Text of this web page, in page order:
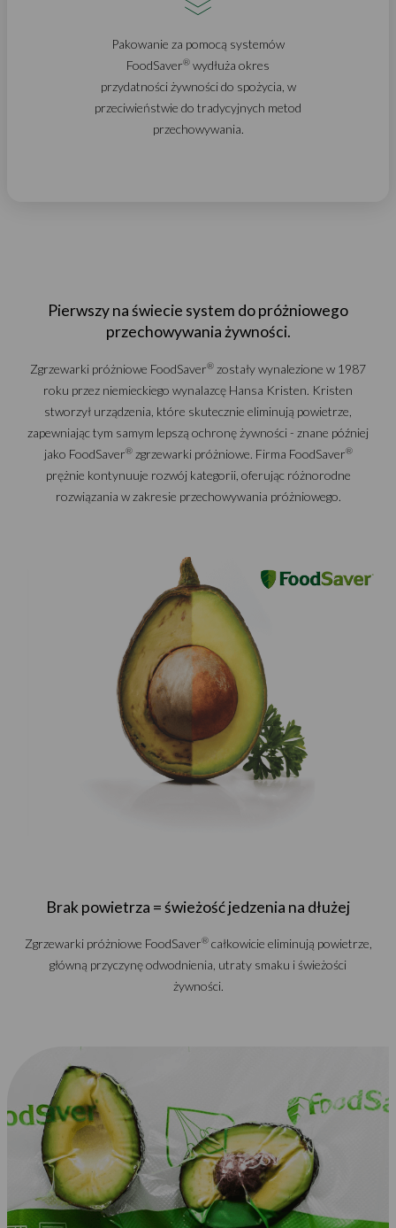
Pakowanie za pomocą systemów
FoodSaver® wydłuża okres
przydatności żywności do spożycia, w
przeciwieństwie do tradycyjnych metod
przechowywania.
Pierwszy na świecie system do próżniowego
przechowywania żywności.
Zgrzewarki próżniowe FoodSaver® zostały wynalezione w 1987
roku przez niemieckiego wynalazcę Hansa Kristen. Kristen
stworzył urządzenia, które skutecznie eliminują powietrze,
zapewniając tym samym lepszą ochronę żywności - znane później
jako FoodSaver®zgrzewarki próżniowe. Firma FoodSaver®
prężnie kontynuuje rozwój kategorii, oferując różnorodne
rozwiązania w zakresie przechowywania próżniowego.
Brak powietrza = świeżość jedzenia na dłużej
Zgrzewarki próżniowe FoodSaver®całkowicie eliminują powietrze,
główną przyczynę odwodnienia, utraty smaku i świeżości
żywności.